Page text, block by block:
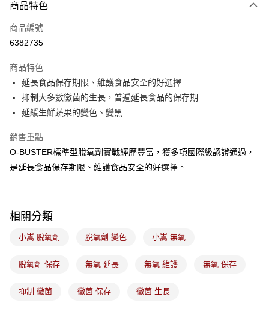
信用卡一次付款
LINE Pay
悠遊付
Google Pay
每筆NT$100，滿NT$1,500(含以上)免運費
常溫宅配-(限重20kg以下)
免運費
商品特色
商品編號
6382735
商品特色
延長食品保存期限、維護食品安全的好選擇
抑制大多數黴菌的生長，普遍延長食品的保存期
延緩生鮮蔬果的變色、變黑
銷售重點
O-BUSTER標準型脫氧劑實戰經歷豐富，獲多項國際級認證通過，
是延長食品保存期限、維護食品安全的好選擇。
相關分類
小嵩 脫氧劑 脫氧劑 變色 小嵩 無氧
脫氧劑 保存 無氧 延長 無氧 維護 無氧 保存
抑制 黴菌 黴菌 保存 黴菌 生長